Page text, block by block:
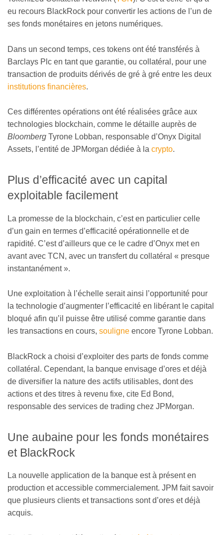
eu recours BlackRock pour convertir les actions de l’un de
ses fonds monétaires en jetons numériques.
Dans un second temps, ces tokens ont été transférés à
Barclays Plc en tant que garantie, ou collatéral, pour une
transaction de produits dérivés de gré à gré entre les deux
institutions financières.
Ces différentes opérations ont été réalisées grâce aux
technologies blockchain, comme le détaille auprès de
Bloomberg Tyrone Lobban, responsable d’Onyx Digital
Assets, l’entité de JPMorgan dédiée à la crypto.
Plus d’efficacité avec un capital
exploitable facilement
La promesse de la blockchain, c’est en particulier celle
d’un gain en termes d’efficacité opérationnelle et de
rapidité. C’est d’ailleurs que ce le cadre d’Onyx met en
avant avec TCN, avec un transfert du collatéral « presque
instantanément ».
Une exploitation à l’échelle serait ainsi l’opportunité pour
la technologie d’augmenter l’efficacité en libérant le capital
bloqué afin qu’il puisse être utilisé comme garantie dans
les transactions en cours, souligne encore Tyrone Lobban.
BlackRock a choisi d’exploiter des parts de fonds comme
collatéral. Cependant, la banque envisage d’ores et déjà
de diversifier la nature des actifs utilisables, dont des
actions et des titres à revenu fixe, cite Ed Bond,
responsable des services de trading chez JPMorgan.
Une aubaine pour les fonds monétaires
et BlackRock
La nouvelle application de la banque est à présent en
production et accessible commercialement. JPM fait savoir
que plusieurs clients et transactions sont d’ores et déjà
acquis.